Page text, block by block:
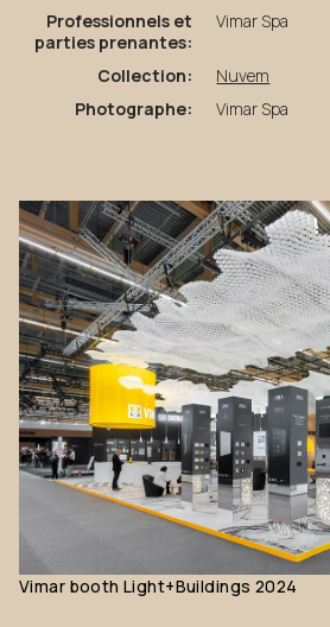
Professionnels et
parties prenantes:
Vimar Spa
Collection:
Nuvem
Photographe:
Vimar Spa
Vimar booth Light+Buildings 2024